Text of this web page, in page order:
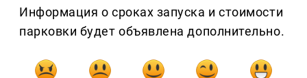
Информация о сроках запуска и стоимости
парковки будет объявлена дополнительно.